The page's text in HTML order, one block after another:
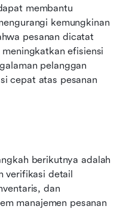
membantu
kemungkinan
pesanan dicatat
efisiensi
pelanggan
cepat atas pesanan
berikutnya adalah
verifikasi detail
dan
manajemen pesanan